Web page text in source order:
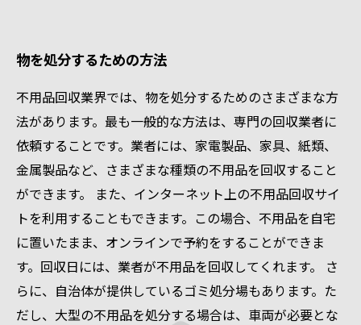
物を処分するための方法
不用品回収業界では、物を処分するためのさまざまな方
法があります。最も一般的な方法は、専門の回収業者に
依頼することです。業者には、家電製品、家具、紙類、
金属製品など、さまざまな種類の不用品を回収すること
ができます。 また、インターネット上の不用品回収サイ
トを利用することもできます。この場合、不用品を自宅
に置いたまま、オンラインで予約をすることができま
す。回収日には、業者が不用品を回収してくれます。 さ
らに、自治体が提供しているゴミ処分場もあります。た
だし、大型の不用品を処分する場合は、車両が必要とな